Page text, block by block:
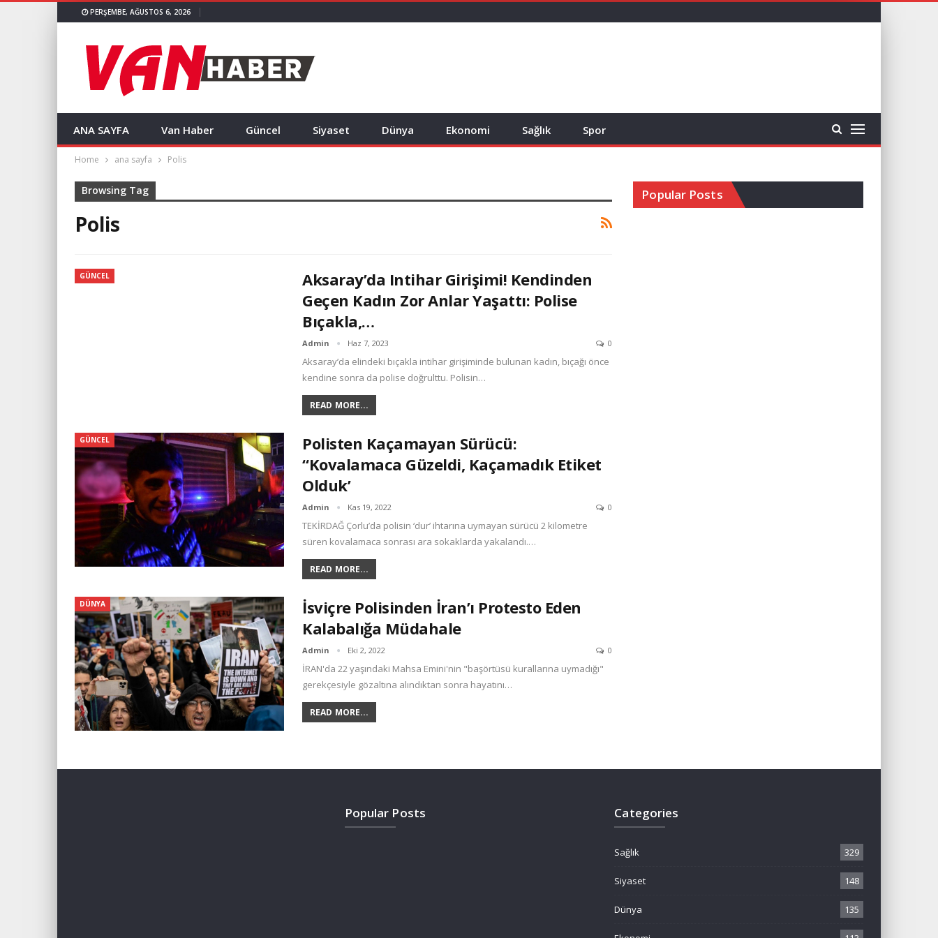
PERŞEMBE, AĞUSTOS 6, 2026
ANA SAYFA Van Haber Güncel Siyaset Dünya Ekonomi Sağlık Spor
Home ana sayfa Polis
Browsing Tag
Polis
GÜNCEL
Aksaray’da Intihar Girişimi! Kendinden
Geçen Kadın Zor Anlar Yaşattı: Polise
Bıçakla,…
Admin Haz 7, 2023 0
Aksaray’da elindeki bıçakla intihar girişiminde bulunan kadın, bıçağı önce
kendine sonra da polise doğrulttu. Polisin…
READ MORE...
GÜNCEL
Polisten Kaçamayan Sürücü:
“Kovalamaca Güzeldi, Kaçamadık Etiket
Olduk’
Admin Kas 19, 2022 0
TEKİRDAĞ Çorlu’da polisin ‘dur’ ihtarına uymayan sürücü 2 kilometre
süren kovalamaca sonrası ara sokaklarda yakalandı.…
READ MORE...
DÜNYA
İsviçre Polisinden İran’ı Protesto Eden
Kalabalığa Müdahale
Admin Eki 2, 2022 0
İRAN'da 22 yaşındaki Mahsa Emini'nin "başörtüsü kurallarına uymadığı"
gerekçesiyle gözaltına alındıktan sonra hayatını…
READ MORE...
Popular Posts
Popular Posts Categories
Sağlık 329
Siyaset 148
Dünya 135